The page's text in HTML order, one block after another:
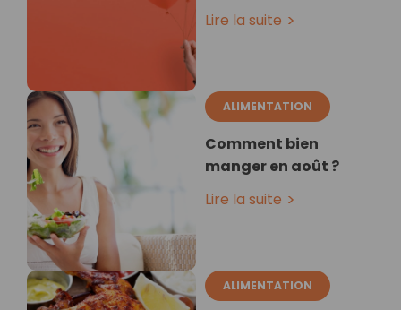
Lire la suite
ALIMENTATION
Comment bien
manger en août ?
Lire la suite
ALIMENTATION